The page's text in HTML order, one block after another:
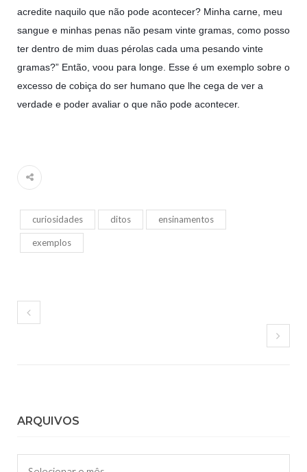
acredite naquilo que não pode acontecer? Minha carne, meu
sangue e minhas penas não pesam vinte gramas, como posso
ter dentro de mim duas pérolas cada uma pesando vinte
gramas?” Então, voou para longe. Esse é um exemplo sobre o
excesso de cobiça do ser humano que lhe cega de ver a
verdade e poder avaliar o que não pode acontecer.
curiosidades ditos ensinamentos
exemplos
ARQUIVOS
Arquivos